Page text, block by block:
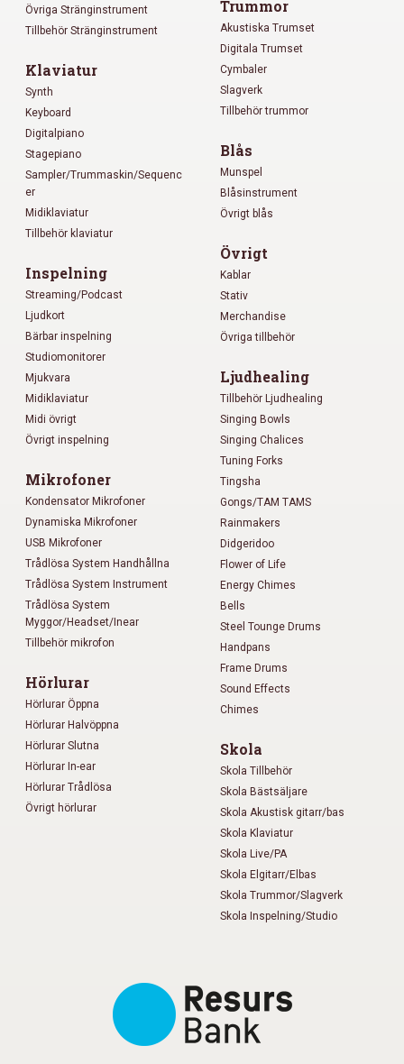
Övriga Stränginstrument
Tillbehör Stränginstrument
Klaviatur
Synth
Keyboard
Digitalpiano
Stagepiano
Sampler/Trummaskin/Sequenc
er
Midiklaviatur
Tillbehör klaviatur
Inspelning
Streaming/Podcast
Ljudkort
Bärbar inspelning
Studiomonitorer
Mjukvara
Midiklaviatur
Midi övrigt
Övrigt inspelning
Mikrofoner
Kondensator Mikrofoner
Dynamiska Mikrofoner
USB Mikrofoner
Trådlösa System Handhållna
Trådlösa System Instrument
Trådlösa System
Myggor/Headset/Inear
Tillbehör mikrofon
Hörlurar
Hörlurar Öppna
Hörlurar Halvöppna
Hörlurar Slutna
Hörlurar In-ear
Hörlurar Trådlösa
Övrigt hörlurar
Trummor
Akustiska Trumset
Digitala Trumset
Cymbaler
Slagverk
Tillbehör trummor
Blås
Munspel
Blåsinstrument
Övrigt blås
Övrigt
Kablar
Stativ
Merchandise
Övriga tillbehör
Ljudhealing
Tillbehör Ljudhealing
Singing Bowls
Singing Chalices
Tuning Forks
Tingsha
Gongs/TAM TAMS
Rainmakers
Didgeridoo
Flower of Life
Energy Chimes
Bells
Steel Tounge Drums
Handpans
Frame Drums
Sound Effects
Chimes
Skola
Skola Tillbehör
Skola Bästsäljare
Skola Akustisk gitarr/bas
Skola Klaviatur
Skola Live/PA
Skola Elgitarr/Elbas
Skola Trummor/Slagverk
Skola Inspelning/Studio